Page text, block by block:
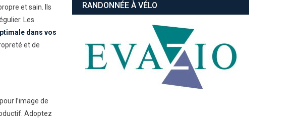
et sain. Ils
Les
dans vos
et de
l’image de
Adoptez
RANDONNÉE À VÉLO